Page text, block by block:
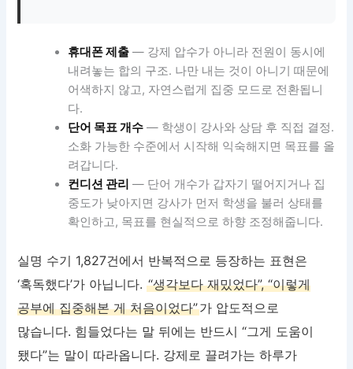
휴대폰 제출 — 강제 압수가 아니라 전원이 동시에
내려놓는 합의 구조. 나만 내는 것이 아니기 때문에
어색하지 않고, 자연스럽게 집중 모드로 전환됩니
다.
단어 목표 개수 — 학생이 강사와 상담 후 직접 결정.
소화 가능한 수준에서 시작해 익숙해지면 목표를 올
려갑니다.
컨디션 관리 — 단어 개수가 갑자기 떨어지거나 집
중도가 낮아지면 강사가 먼저 학생을 불러 상태를
확인하고, 목표를 현실적으로 하향 조정해줍니다.
실명 수기 1,827건에서 반복적으로 등장하는 표현은
‘혹독했다’가 아닙니다.“생각보다 재밌었다”, “이렇게
공부에 집중해본 게 처음이었다”가 압도적으로
많습니다. 힘들었다는 말 뒤에는 반드시 “그게 도움이
됐다”는 말이 따라옵니다. 강제로 끌려가는 하루가